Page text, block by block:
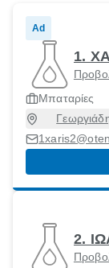
Ad
1.
Μπαταρίες
2.